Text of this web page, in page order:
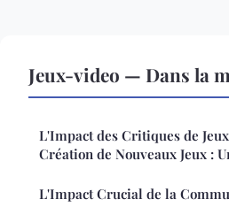
Jeux-video — Dans la
L'Impact des Critiques de
Création de Nouveaux Jeux :
L'Impact Crucial de la